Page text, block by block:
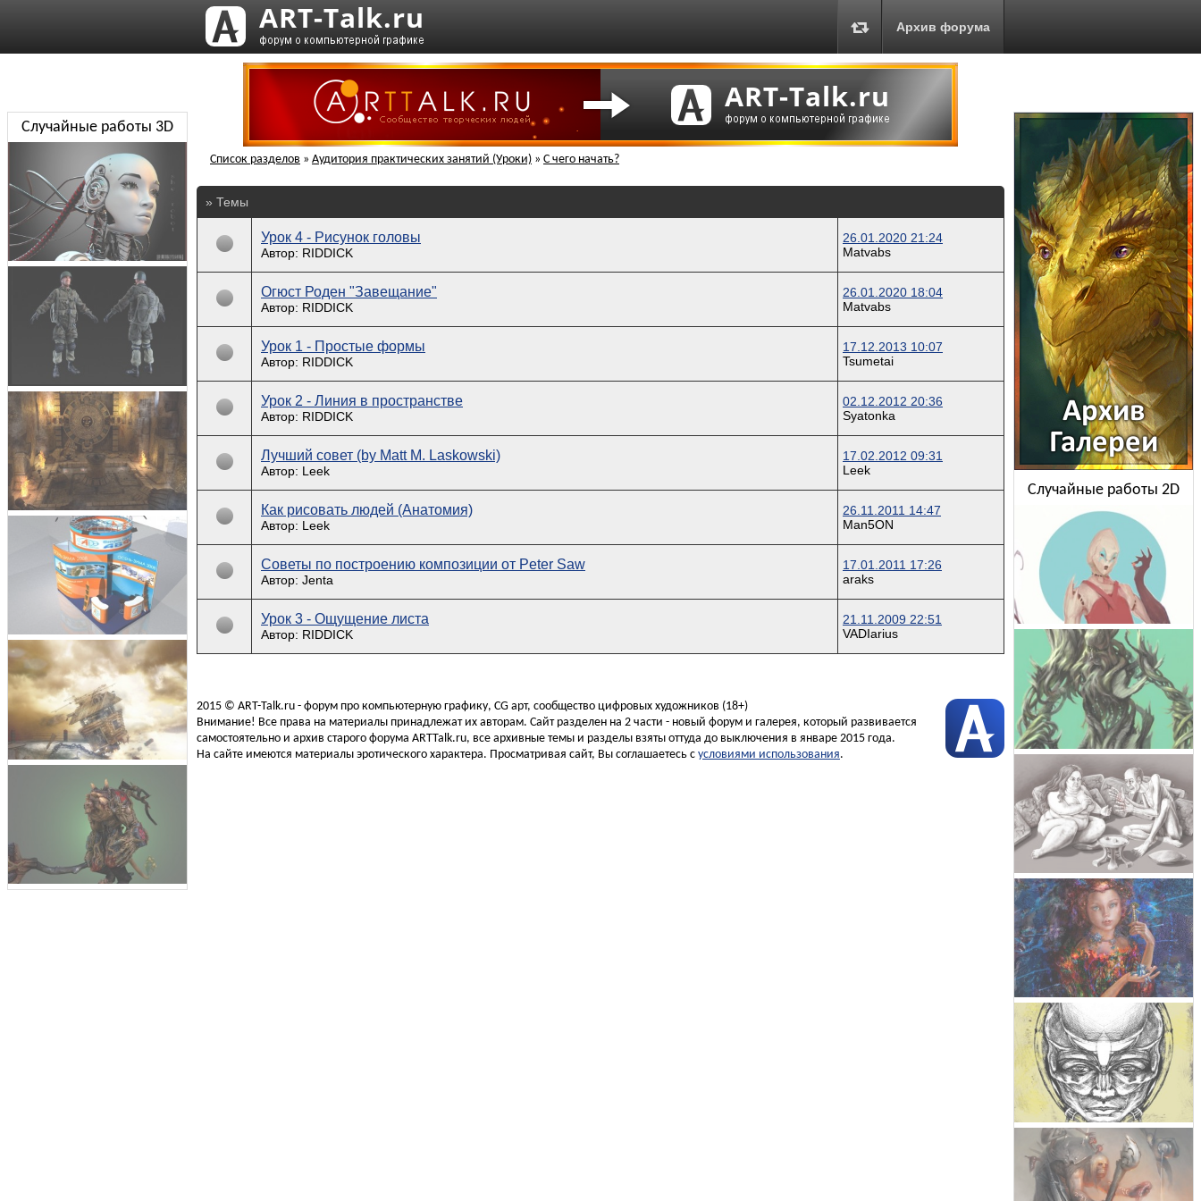
Архив форума
Список разделов » Аудитория практических занятий (Уроки) » С чего начать?
» Темы
Урок 4 - Рисунок головы
Автор: RIDDICK
26.01.2020 21:24
Matvabs
Огюст Роден "Завещание"
Автор: RIDDICK
26.01.2020 18:04
Matvabs
Урок 1 - Простые формы
Автор: RIDDICK
17.12.2013 10:07
Tsumetai
Урок 2 - Линия в пространстве
Автор: RIDDICK
02.12.2012 20:36
Syatonka
Лучший совет (by Matt M. Laskowski)
Автор: Leek
17.02.2012 09:31
Leek
Как рисовать людей (Анатомия)
Автор: Leek
26.11.2011 14:47
Man5ON
Cоветы по построению композиции от Peter Saw
Автор: Jenta
17.01.2011 17:26
araks
Урок 3 - Ощущение листа
Автор: RIDDICK
21.11.2009 22:51
VADIarius
Случайные работы 3D
Случайные работы 2D
2015 © ART-Talk.ru - форум про компьютерную графику, CG арт, сообщество цифровых художников (18+)
Внимание! Все права на материалы принадлежат их авторам. Сайт разделен на 2 части - новый форум и галерея, который развивается
самостоятельно и архив старого форума ARTTalk.ru, все архивные темы и разделы взяты оттуда до выключения в январе 2015 года.
На сайте имеются материалы эротического характера. Просматривая сайт, Вы соглашаетесь с условиями использования.